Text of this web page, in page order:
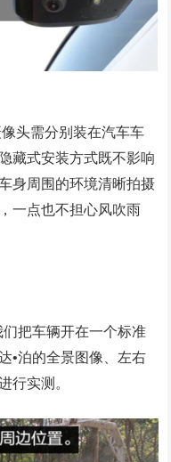
头需分别装在汽车车
藏式安装方式既不影响
身周围的环境清晰拍摄
一点也不担心风吹雨
把车辆开在一个标准
•泊的全景图像、左右
行实测。